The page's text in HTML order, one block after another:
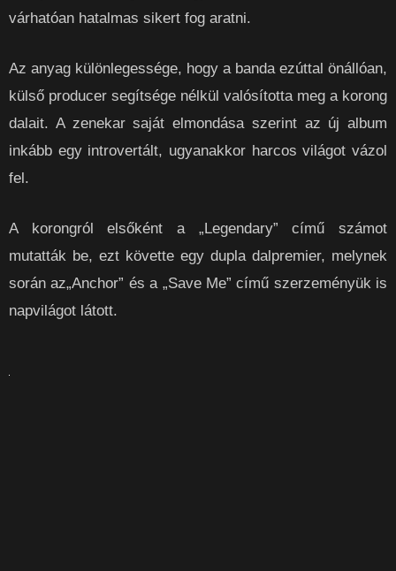
várhatóan hatalmas sikert fog aratni.
Az anyag különlegessége, hogy a banda ezúttal önállóan,
külső producer segítsége nélkül valósította meg a korong
dalait. A zenekar saját elmondása szerint az új album
inkább egy introvertált, ugyanakkor harcos világot vázol
fel.
A korongról elsőként a „Legendary” című számot
mutatták be, ezt követte egy dupla dalpremier, melynek
során az„Anchor” és a „Save Me” című szerzeményük is
napvilágot látott.